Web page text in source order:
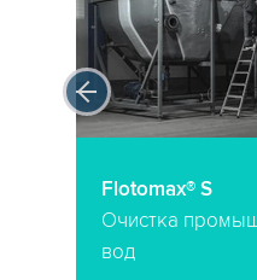
Flotomax® S
Очистка
вод